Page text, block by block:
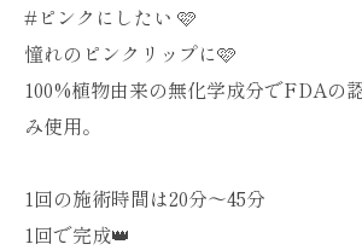
#ピンクにしたい 🩷
憧れのピンクリップに🩷
100%植物由来の無化学成分でFDAの
み使用。
1回の施術時間は20分〜45分
1回で完成👑